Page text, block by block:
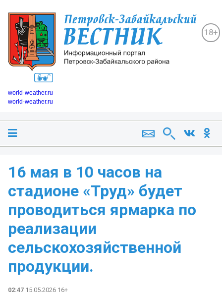
18+
world-weather.ru
world-weather.ru
16 мая в 10 часов на
стадионе «Труд» будет
проводиться ярмарка по
реализации
сельскохозяйственной
продукции.
02:47 15.05.2026 16+